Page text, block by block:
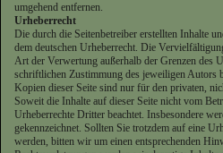
umgehend entfernen.
Urheberrecht
Die durch die Seitenbetreiber erstellten Inhalte
dem deutschen Urheberrecht. Die
Art der Verwertung außerhalb der Grenzen des
schriftlichen Zustimmung des jeweiligen Autors
Kopien dieser Seite sind nur für den privaten,
Soweit die Inhalte auf dieser Seite nicht vom
Urheberrechte Dritter beachtet. Insbesondere
gekennzeichnet. Sollten Sie trotzdem auf eine
werden, bitten wir um einen entsprechenden